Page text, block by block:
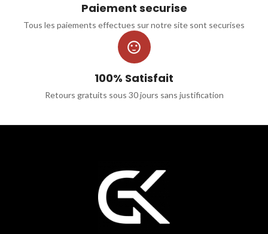
Paiement securise
Tous les paiements effectues sur notre site sont securises

100% Satisfait
Retours gratuits sous 30 jours sans justification